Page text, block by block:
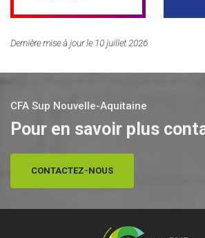
Dernière mise à jour le 10 juillet 2026
CFA Sup Nouvelle-Aquitaine
Pour en savoir plus
CONTACTEZ-NOUS